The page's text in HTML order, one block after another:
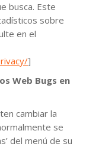
busca. Este
sobre
en el
]
Web Bugs en
cambiar la
se
del menú de su